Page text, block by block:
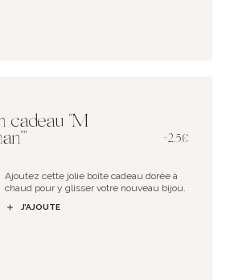
cadeau "M
+2.5€
Ajoutez cette jolie boîte cadeau dorée à
chaud pour y glisser votre nouveau bijou.
J’AJOUTE